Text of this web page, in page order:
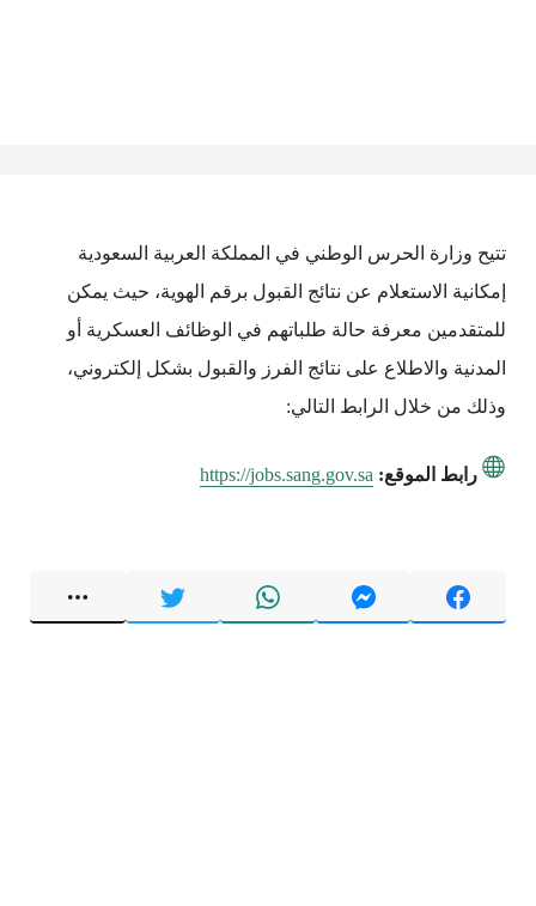
تتيح وزارة الحرس الوطني في المملكة العربية السعودية
إمكانية الاستعلام عن نتائج القبول برقم الهوية، حيث يمكن
للمتقدمين معرفة حالة طلباتهم في الوظائف العسكرية أو
المدنية والاطلاع على نتائج الفرز والقبول بشكل إلكتروني،
وذلك من خلال الرابط التالي:
رابط الموقع: https://jobs.sang.gov.sa